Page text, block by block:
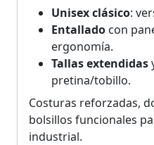
Unisex clásico:
Entallado con
ergonomía.
Tallas extendidas
pretina/tobillo.
Costuras reforzadas,
bolsillos funcionales
industrial.